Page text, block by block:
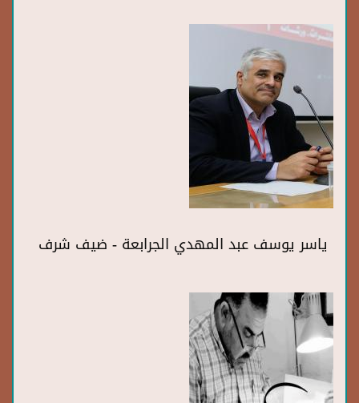
ياسر يوسف عبد المهدي الجرابعة - ضيف شرف